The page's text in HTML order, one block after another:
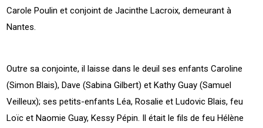
Carole Poulin et conjoint de Jacinthe Lacroix, demeurant à
Nantes.
Outre sa conjointe, il laisse dans le deuil ses enfants Caroline
(Simon Blais), Dave (Sabina Gilbert) et Kathy Guay (Samuel
Veilleux); ses petits-enfants Léa, Rosalie et Ludovic Blais, feu
Loïc et Naomie Guay, Kessy Pépin. Il était le fils de feu Hélène